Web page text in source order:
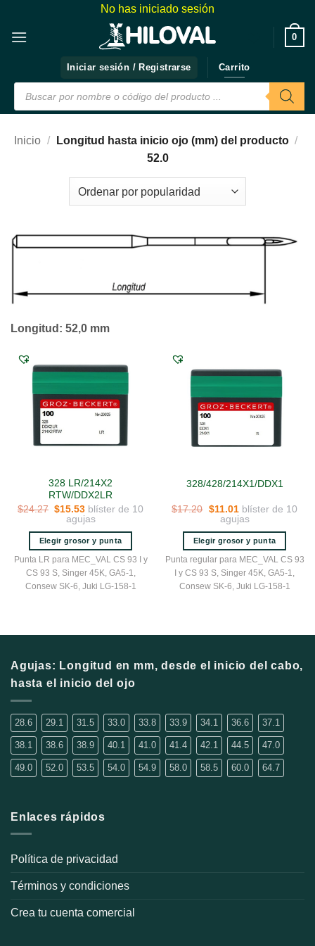
contenido
No has iniciado sesión
0
Iniciar sesión / Registrarse Carrito
Búsqueda
Inicio / Longitud hasta inicio ojo (mm) del producto /
52.0
Longitud: 52,0 mm
328 LR/214X2
RTW/DDX2LR
$24.27 El
precio
original
era:
$24.27.
$15.53El
precio
actual
es:
$15.53.
blíster de 10
agujas
Elegir grosor y punta
Este
producto
tiene
pueden
elegir
la
página
de
producto
Punta LR para MEC_VAL CS 93 I y
CS 93 S, Singer 45K, GA5-1,
Consew SK-6, Juki LG-158-1
328/428/214X1/DDX1
$17.20 El
precio
original
era:
$17.20.
$11.01 El
precio
actual
es:
$11.01.
blíster de 10
agujas
Elegir grosor y punta
Este
producto
tiene
se
la
página
de
producto
Punta regular para MEC_VAL CS 93
I y CS 93 S, Singer 45K, GA5-1,
Consew SK-6, Juki LG-158-1
Agujas: Longitud en mm, desde el inicio del cabo,
hasta el inicio del ojo
28.6 29.1 31.5 33.0 33.8 33.9 34.1 36.6 37.1
38.1 38.6 38.9 40.1 41.0 41.4 42.1 44.5 47.0
49.0 52.0 53.5 54.0 54.9 58.0 58.5 60.0 64.7
Enlaces rápidos
Política de privacidad
Términos y condiciones
Crea tu cuenta comercial